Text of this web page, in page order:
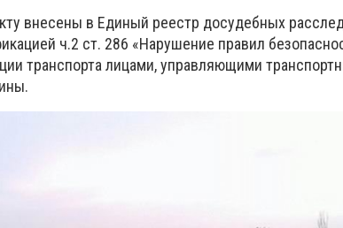
внесены в Единый реестр досудебных
ч.2 ст. 286 «Нарушение правил
транспорта лицами, управляющими